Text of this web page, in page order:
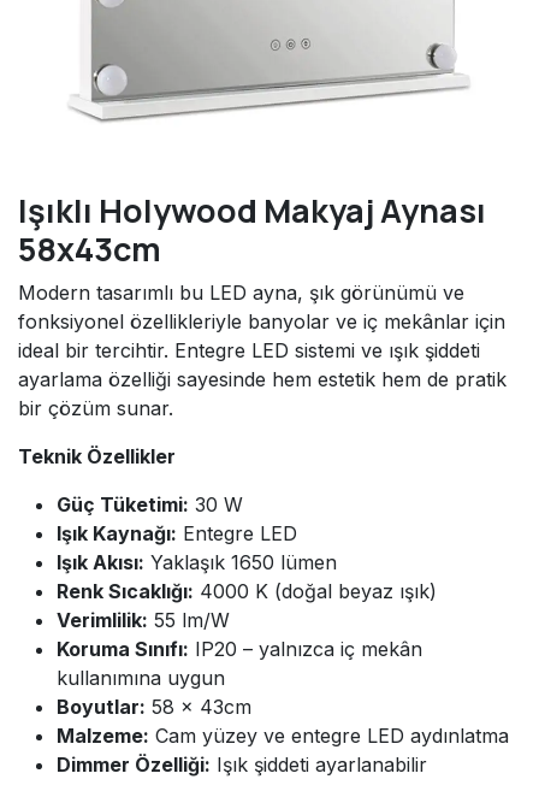
Işıklı Holywood Makyaj Aynası
58x43cm
Modern tasarımlı bu LED ayna, şık görünümü ve
fonksiyonel özellikleriyle banyolar ve iç mekânlar için
ideal bir tercihtir. Entegre LED sistemi ve ışık şiddeti
ayarlama özelliği sayesinde hem estetik hem de pratik
bir çözüm sunar.
Teknik Özellikler
Güç Tüketimi: 30 W
Işık Kaynağı: Entegre LED
Işık Akısı: Yaklaşık 1650 lümen
Renk Sıcaklığı: 4000 K (doğal beyaz ışık)
Verimlilik: 55 lm/W
Koruma Sınıfı: IP20 – yalnızca iç mekân
kullanımına uygun
Boyutlar: 58 x 43cm
Malzeme: Cam yüzey ve entegre LED aydınlatma
Dimmer Özelliği: Işık şiddeti ayarlanabilir